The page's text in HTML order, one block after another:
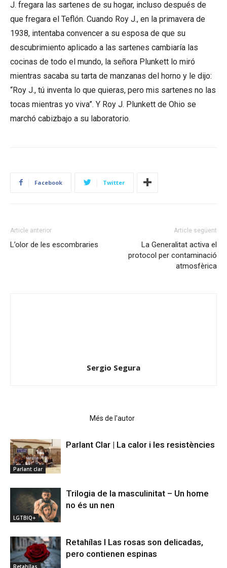
J. fregara las sartenes de su hogar, incluso después de
que fregara el Teflón. Cuando Roy J., en la primavera de
1938, intentaba convencer a su esposa de que su
descubrimiento aplicado a las sartenes cambiaría las
cocinas de todo el mundo, la señora Plunkett lo miró
mientras sacaba su tarta de manzanas del horno y le dijo:
“Roy J., tú inventa lo que quieras, pero mis sartenes no las
tocas mientras yo viva”. Y Roy J. Plunkett de Ohio se
marchó cabizbajo a su laboratorio.
Facebook Twitter
Article anterior
L’olor de les escombraries
Article següent
La Generalitat activa el
protocol per contaminació
atmosfèrica
Sergio Segura
Més de l'autor
Parlant clar
Parlant Clar | La calor i les resistències
LGTBIQ+
Trilogia de la masculinitat – Un home
no és un nen
Retahílas l Las rosas son delicadas,
pero contienen espinas